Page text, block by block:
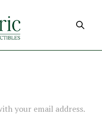
your email address.